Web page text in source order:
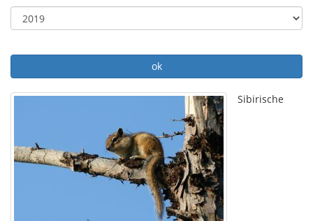
ok
Sibirische